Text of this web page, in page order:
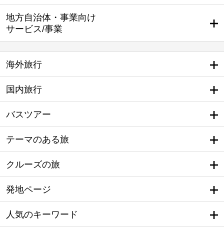
地方自治体・事業向け
サービス/事業
海外旅行
国内旅行
バスツアー
テーマのある旅
クルーズの旅
発地ページ
人気のキーワード